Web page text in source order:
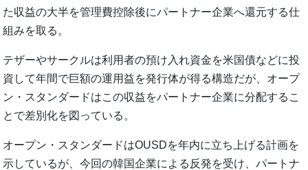
た収益の大半を管理費控除後にパートナー企業へ還元する仕
組みを取る。
テザーやサークルは利用者の預け入れ資金を米国債などに投
資して年間で巨額の運用益を発行体が得る構造だが、オープ
ン・スタンダードはこの収益をパートナー企業に分配するこ
とで差別化を図っている。
オープン・スタンダードはOUSDを年内に立ち上げる計画を
示しているが、今回の韓国企業による反発を受け、パートナ